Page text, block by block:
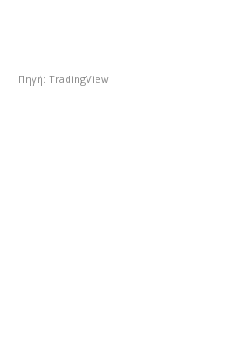
Πηγή: TradingView